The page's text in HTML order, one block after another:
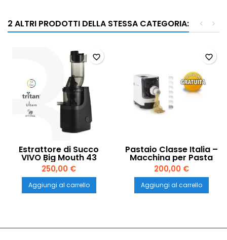
2 ALTRI PRODOTTI DELLA STESSA CATEGORIA: >
<
Estrattore di Succo
VIVO Big Mouth 43
Giri/min – Il Più
Potente della Gamma
| Classe Italia
250,00 €
Aggiungi al carrello
favorite_border
Pastaio Classe Italia –
Macchina per Pasta
Fresca e Impasti Fatti
in Casa
200,00 €
Aggiungi al carrello
favorite_border